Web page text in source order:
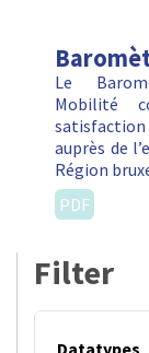
Le
Mobilité
auprès de
Région
PDF
Filter